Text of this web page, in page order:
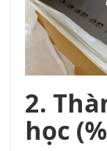
2.
học